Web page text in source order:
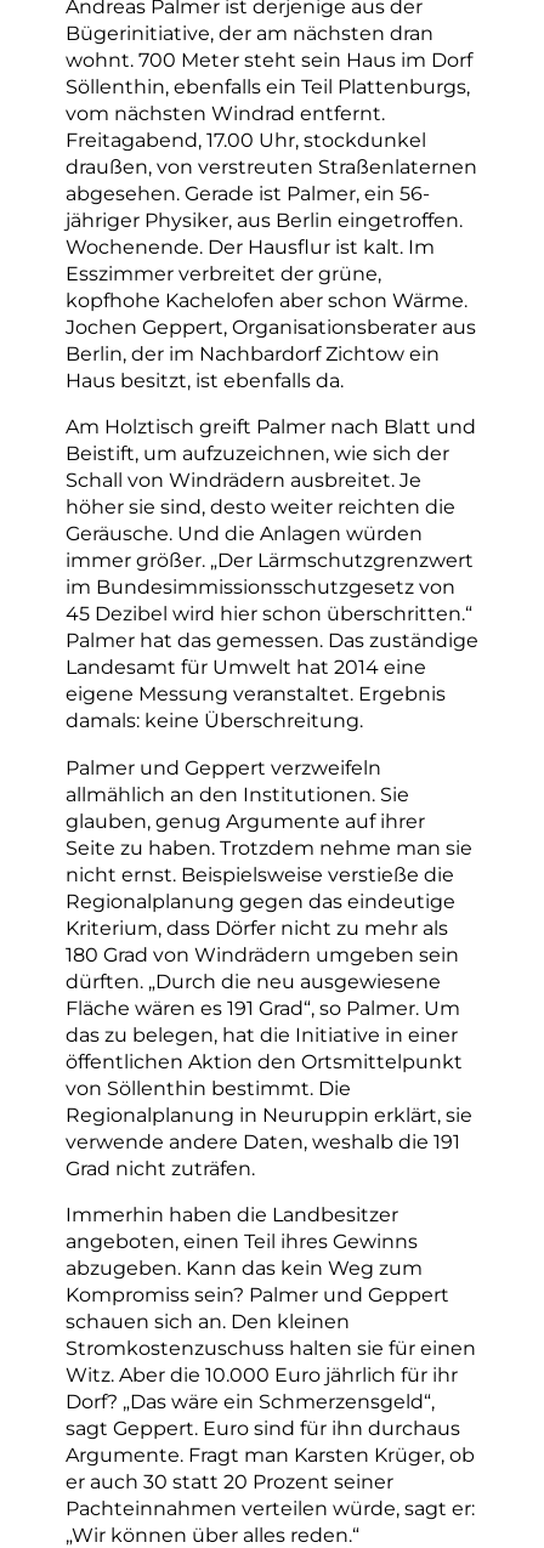
Andreas Palmer ist derjenige aus der
Bügerinitiative, der am nächsten dran
wohnt. 700 Meter steht sein Haus im Dorf
Söllenthin, ebenfalls ein Teil Plattenburgs,
vom nächsten Windrad entfernt.
Freitagabend, 17.00 Uhr, stockdunkel
draußen, von verstreuten Straßenlaternen
abgesehen. Gerade ist Palmer, ein 56-
jähriger Physiker, aus Berlin eingetroffen.
Wochenende. Der Hausflur ist kalt. Im
Esszimmer verbreitet der grüne,
kopfhohe Kachelofen aber schon Wärme.
Jochen Geppert, Organisationsberater aus
Berlin, der im Nachbardorf Zichtow ein
Haus besitzt, ist ebenfalls da.
Am Holztisch greift Palmer nach Blatt und
Beistift, um aufzuzeichnen, wie sich der
Schall von Windrädern ausbreitet. Je
höher sie sind, desto weiter reichten die
Geräusche. Und die Anlagen würden
immer größer. „Der Lärmschutzgrenzwert
im Bundesimmissionsschutzgesetz von
45 Dezibel wird hier schon überschritten.“
Palmer hat das gemessen. Das zuständige
Landesamt für Umwelt hat 2014 eine
eigene Messung veranstaltet. Ergebnis
damals: keine Überschreitung.
Palmer und Geppert verzweifeln
allmählich an den Institutionen. Sie
glauben, genug Argumente auf ihrer
Seite zu haben. Trotzdem nehme man sie
nicht ernst. Beispielsweise verstieße die
Regionalplanung gegen das eindeutige
Kriterium, dass Dörfer nicht zu mehr als
180 Grad von Windrädern umgeben sein
dürften. „Durch die neu ausgewiesene
Fläche wären es 191 Grad“, so Palmer. Um
das zu belegen, hat die Initiative in einer
öffentlichen Aktion den Ortsmittelpunkt
von Söllenthin bestimmt. Die
Regionalplanung in Neuruppin erklärt, sie
verwende andere Daten, weshalb die 191
Grad nicht zuträfen.
Immerhin haben die Landbesitzer
angeboten, einen Teil ihres Gewinns
abzugeben. Kann das kein Weg zum
Kompromiss sein? Palmer und Geppert
schauen sich an. Den kleinen
Stromkostenzuschuss halten sie für einen
Witz. Aber die 10.000 Euro jährlich für ihr
Dorf? „Das wäre ein Schmerzensgeld“,
sagt Geppert. Euro sind für ihn durchaus
Argumente. Fragt man Karsten Krüger, ob
er auch 30 statt 20 Prozent seiner
Pachteinnahmen verteilen würde, sagt er:
„Wir können über alles reden.“